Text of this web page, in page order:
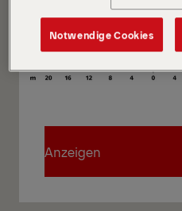
Anzeigen
Notwendige Cookies